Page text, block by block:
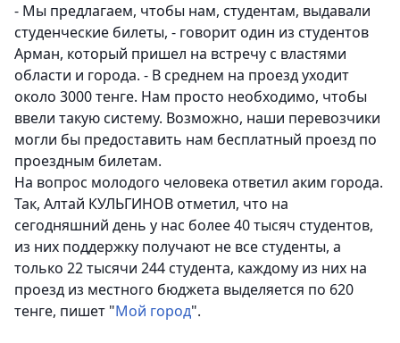
- Мы предлагаем, чтобы нам, студентам, выдавали
студенческие билеты, - говорит один из студентов
Арман, который пришел на встречу с властями
области и города. - В среднем на проезд уходит
около 3000 тенге. Нам просто необходимо, чтобы
ввели такую систему. Возможно, наши перевозчики
могли бы предоставить нам бесплатный проезд по
проездным билетам.
На вопрос молодого человека ответил аким города.
Так, Алтай КУЛЬГИНОВ отметил, что на
сегодняшний день у нас более 40 тысяч студентов,
из них поддержку получают не все студенты, а
только 22 тысячи 244 студента, каждому из них на
проезд из местного бюджета выделяется по 620
тенге, пишет "Мой город".